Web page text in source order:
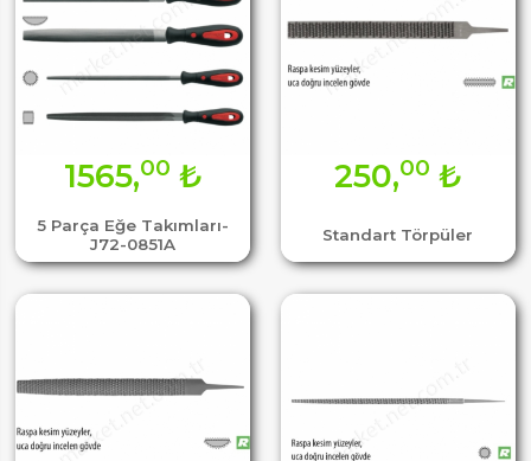
5 Parça Eğe Takımları-
J72-0851A
1565,00 ₺
Standart Törpüler
250,00 ₺